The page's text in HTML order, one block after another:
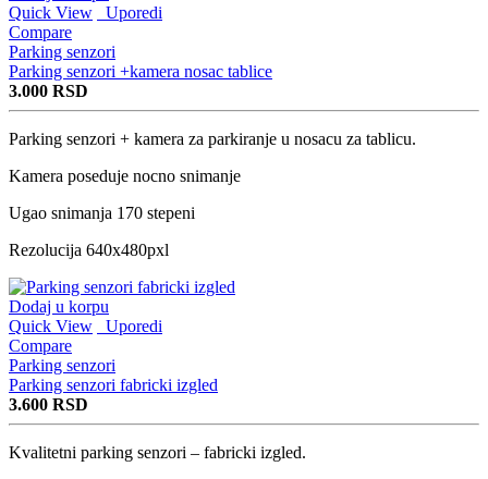
Quick View
Uporedi
Compare
Parking senzori
Parking senzori +kamera nosac tablice
3.000 RSD
Parking senzori + kamera za parkiranje u nosacu za tablicu.
Kamera poseduje nocno snimanje
Ugao snimanja 170 stepeni
Rezolucija 640x480pxl
Dodaj u korpu
Quick View
Uporedi
Compare
Parking senzori
Parking senzori fabricki izgled
3.600 RSD
Kvalitetni parking senzori – fabricki izgled.